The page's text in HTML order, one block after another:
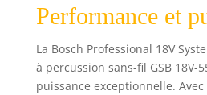
82
Performance et
La Bosch Professional 18V
à percussion sans-fil GSB 18V-
puissance exceptionnelle.